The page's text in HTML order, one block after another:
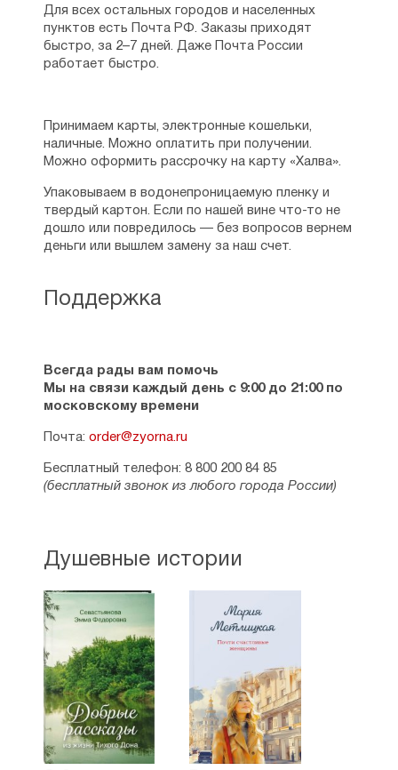
Поддержка
Всегда рады вам помочь
Мы на связи каждый день с 9:00 до 21:00 по
московскому времени
Почта: order@zyorna.ru
Бесплатный телефон: 8 800 200 84 85
(бесплатный звонок из любого города России)
Для всех остальных городов и населенных
пунктов есть Почта РФ. Заказы приходят
быстро, за 2–7 дней. Даже Почта России
работает быстро.
Принимаем карты, электронные кошельки,
наличные. Можно оплатить при получении.
Можно оформить рассрочку на карту «Халва».
Упаковываем в водонепроницаемую пленку и
твердый картон. Если по нашей вине что-то не
дошло или повредилось — без вопросов вернем
деньги или вышлем замену за наш счет.
Душевные истории